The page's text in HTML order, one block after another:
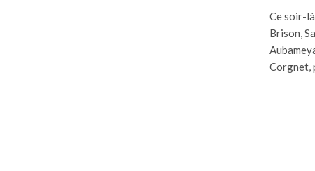
Ce soir-
Brison,
Corgnet,